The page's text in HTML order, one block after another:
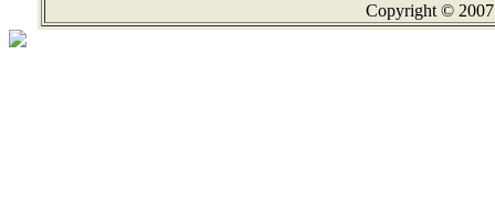
Copyright ©